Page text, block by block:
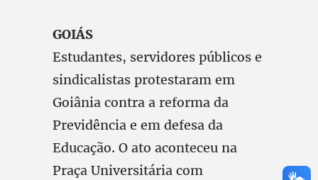
GOIÁS
Estudantes, servidores públicos e
sindicalistas protestaram em
Goiânia contra a reforma da
Previdência e em defesa da
Educação. O ato aconteceu na
Praça Universitária com